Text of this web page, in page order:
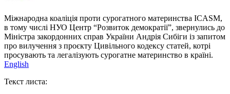
Міжнародна коаліція проти сурогатного материнства ICASM,
в тому числі НУО Центр “Розвиток демократії”, звернулись до
Міністра закордонних справ України Андрія Сибіги із запитом
про вилучення з проєкту Цивільного кодексу статей, котрі
просувають та легалізують сурогатне материнство в країні.
English
Текст листа: